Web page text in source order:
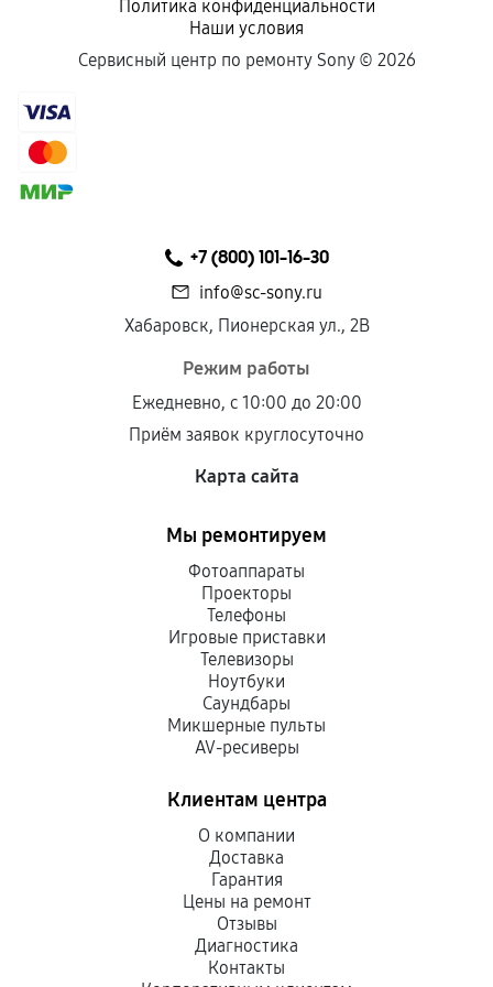
Политика конфиденциальности
Наши условия
Сервисный центр по ремонту Sony © 2026
+7 (800) 101-16-30
info@sc-sony.ru
Хабаровск, Пионерская ул., 2В
Режим работы
Ежедневно, с 10:00 до 20:00
Приём заявок круглосуточно
Карта сайта
Мы ремонтируем
Фотоаппараты
Проекторы
Телефоны
Игровые приставки
Телевизоры
Ноутбуки
Саундбары
Микшерные пульты
AV-ресиверы
Клиентам центра
О компании
Доставка
Гарантия
Цены на ремонт
Отзывы
Диагностика
Контакты